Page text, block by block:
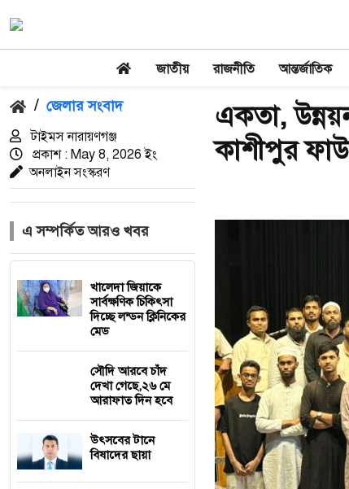
জাতীয় রাজনীতি আন্তর্জাতিক
/ জেলার সংবাদ
টাইমস নারায়ণগঞ্জ
প্রকাশ : May 8, 2026 ইং
অনলাইন সংস্করণ
এ সম্পর্কিত আরও খবর
খালেদা জিয়াকে
সার্বক্ষণিক চিকিৎসা
দিচ্ছে লন্ডন ক্লিনিকের
মেড
সৌদি আরবে চাঁদ
দেখা গেছে,২৬ মে
আরাফাত দিন হবে
উৎসবের টানে
বিষাদের ছায়া
একতা,
কাশীপুর